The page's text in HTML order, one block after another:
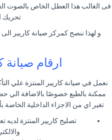
فى الغالب هذا العطل الخاص بالصوت
تحريك
و لهذا ننصح كمركز صيانة كاريير
ارقام صيانة
نعمل في صيانة كاريير المنتزة علي
ممكنة بالطبع خصوصًا بالاضافة الي
تغير اي من الاجزاء الداخلية
تصليح كاريير المنتزة لديه